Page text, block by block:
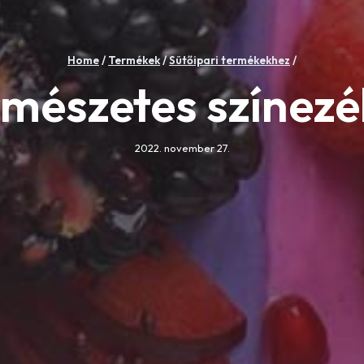
Home/ Termékek/Sütőipari termékekhez /
2022. november 27.